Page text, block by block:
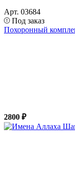
Арт. 03684
Под заказ
Похоронный
2800 ₽